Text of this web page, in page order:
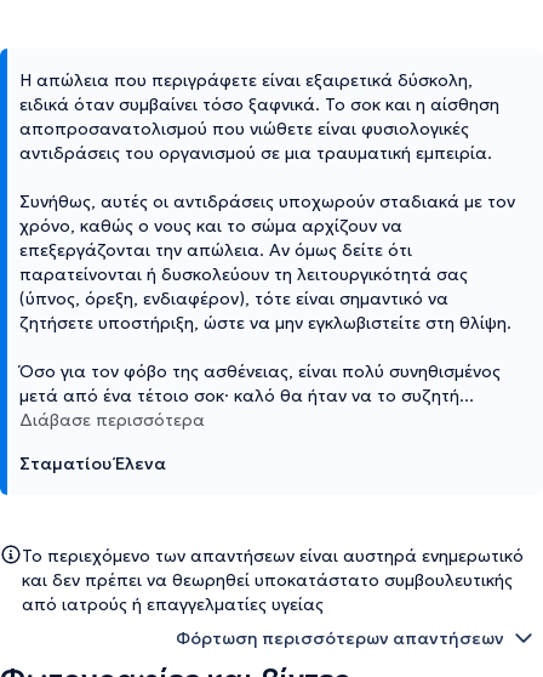
Η απώλεια που περιγράφετε είναι εξαιρετικά δύσκολη,
ειδικά όταν συμβαίνει τόσο ξαφνικά. Το σοκ και η αίσθηση
αποπροσανατολισμού που νιώθετε είναι φυσιολογικές
αντιδράσεις του οργανισμού σε μια τραυματική εμπειρία.
Συνήθως, αυτές οι αντιδράσεις υποχωρούν σταδιακά με τον
χρόνο, καθώς ο νους και το σώμα αρχίζουν να
επεξεργάζονται την απώλεια. Αν όμως δείτε ότι
παρατείνονται ή δυσκολεύουν τη λειτουργικότητά σας
(ύπνος, όρεξη, ενδιαφέρον), τότε είναι σημαντικό να
ζητήσετε υποστήριξη, ώστε να μην εγκλωβιστείτε στη θλίψη.
Όσο για τον φόβο της ασθένειας, είναι πολύ συνηθισμένος
μετά από ένα τέτοιο σοκ· καλό θα ήταν να το συζητή...
Διάβασε περισσότερα
Σταματίου Έλενα
Το περιεχόμενο των απαντήσεων είναι αυστηρά ενημερωτικό
και δεν πρέπει να θεωρηθεί υποκατάστατο συμβουλευτικής
από ιατρούς ή επαγγελματίες υγείας
Φόρτωση περισσότερων απαντήσεων